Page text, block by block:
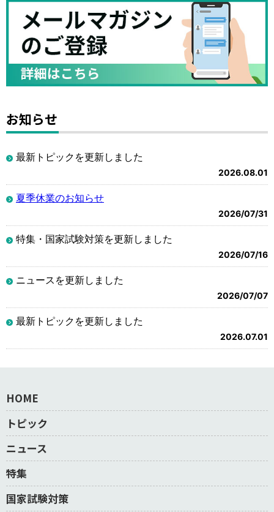
お知らせ
最新トピックを更新しました
2026.08.01
夏季休業のお知らせ
2026/07/31
特集・国家試験対策を更新しました
2026/07/16
ニュースを更新しました
2026/07/07
最新トピックを更新しました
2026.07.01
HOME
トピック
ニュース
特集
国家試験対策